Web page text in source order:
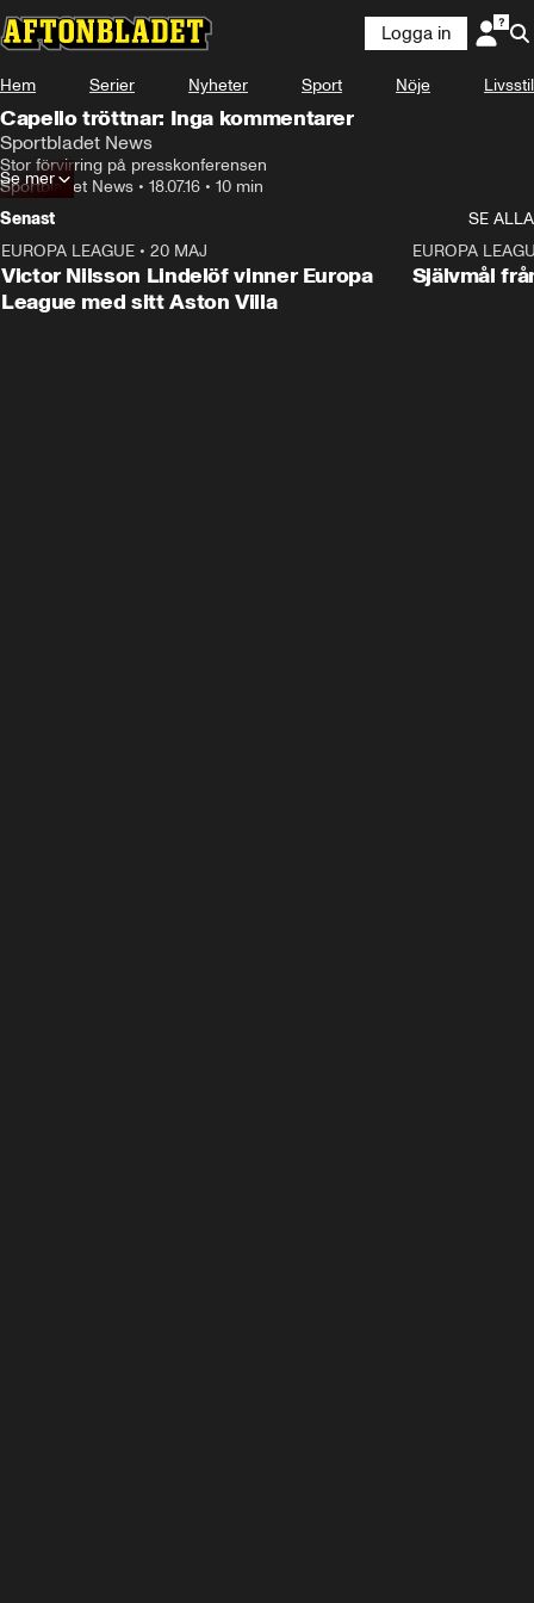
Logga in
Hem Serier Nyheter Sport Nöje Livsstil
Capello tröttnar: Inga kommentarer
Sportbladet News
Stor förvirring på presskonferensen
Sportbladet News • 18.07.16 • 10 min
Se mer
Senast
SE ALLA
EUROPA LEAGUE • 20 MAJ
Victor Nilsson Lindelöf vinner Europa
League med sitt Aston Villa
EUROPA
Självmål